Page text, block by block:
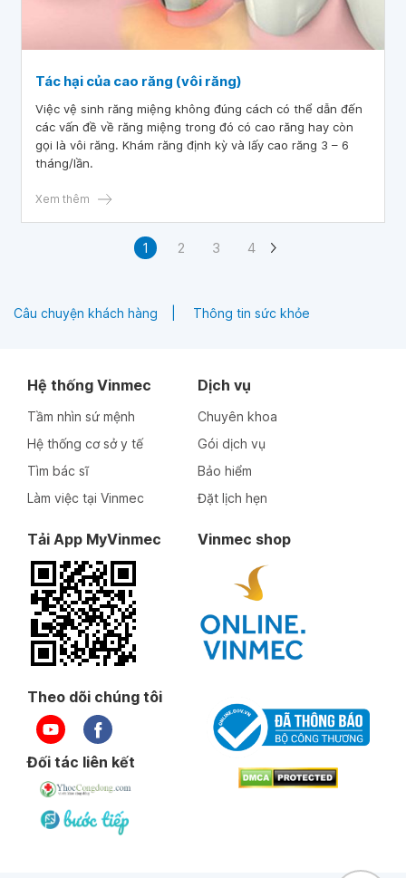
Tác hại của cao răng (vôi răng)
Việc vệ sinh răng miệng không đúng cách có thể dẫn đến
các vấn đề về răng miệng trong đó có cao răng hay còn
gọi là vôi răng. Khám răng định kỳ và lấy cao răng 3 – 6
tháng/lần.
Xem thêm
1 2 3 4
Câu chuyện khách hàng Thông tin sức khỏe
Hệ thống Vinmec
Tầm nhìn sứ mệnh
Hệ thống cơ sở y tế
Tìm bác sĩ
Làm việc tại Vinmec
Dịch vụ
Chuyên khoa
Gói dịch vụ
Bảo hiểm
Đặt lịch hẹn
Tải App MyVinmec Vinmec shop
Theo dõi chúng tôi
Đối tác liên kết